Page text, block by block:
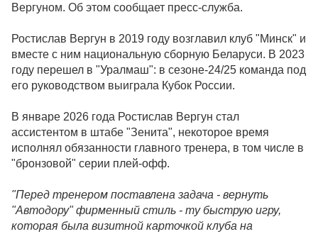
Вергуном. Об этом сообщает пресс-служба.
Ростислав Вергун в 2019 году возглавил клуб "Минск" и
вместе с ним национальную сборную Беларуси. В 2023
году перешел в "Уралмаш": в сезоне-24/25 команда под
его руководством выиграла Кубок России.
В январе 2026 года Ростислав Вергун стал
ассистентом в штабе "Зенита", некоторое время
исполнял обязанности главного тренера, в том числе в
"бронзовой" серии плей-офф.
"Перед тренером поставлена задача - вернуть
"Автодору" фирменный стиль - ту быструю игру,
которая была визитной карточкой клуба на